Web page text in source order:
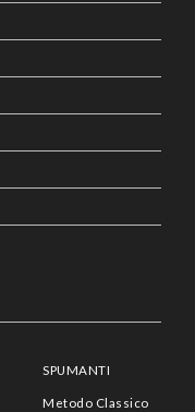
SPUMANTI
Metodo Classico